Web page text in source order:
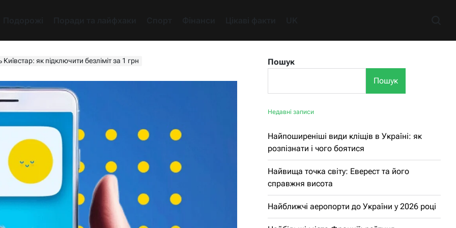
як підключити безліміт за 1 грн
Пошук
Пошук
Недавні записи
Найпоширеніші види кліщів в Україні: як
розпізнати і чого боятися
Найвища точка світу: Еверест та його
справжня висота
Найближчі аеропорти до України у 2026 році